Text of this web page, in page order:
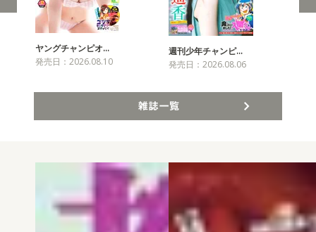
ヤングチャンピオ…
発売日：2026.08.10
週刊少年チャンピ…
発売日：2026.08.06